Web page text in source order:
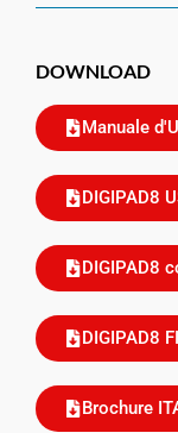
DOWNLOAD
Manuale
DIGIPAD8
DIGIPAD8
DIGIPAD8
Brochure